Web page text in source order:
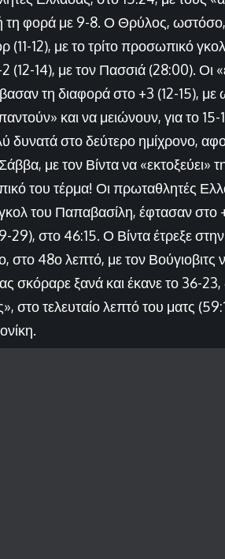
τη φορά με 9-8. Ο Θρύλος,
(11-12), με το τρίτο προσωπικό
(12-14), με τον Πασσιά (28:00). Οι
τη διαφορά στο +3 (12-15),
και να μειώνουν, για το 15-
στο δεύτερο ημίχρονο,
με τον Βίντα να «εκτοξεύει»
του τέρμα! Οι πρωταθλητές
γκολ του Παπαβασίλη, έφτασαν
29), στο 46:15. Ο Βίντα έτρεξε
48ο λεπτό, με τον Βούγιοβιτς
σκόραρε ξανά και έκανε το 36-23,
στο τελευταίο λεπτό του ματς